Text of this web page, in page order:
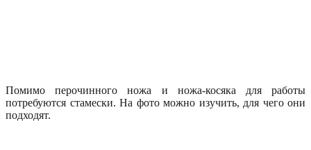
Помимо перочинного ножа и ножа-косяка для работы
потребуются стамески. На фото можно изучить, для чего они
подходят.